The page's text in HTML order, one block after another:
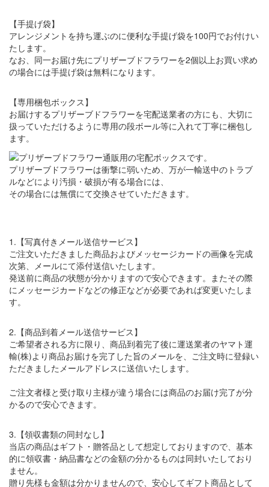
【手提げ袋】
アレンジメントを持ち運ぶのに便利な手提げ袋を100円でお付けい
たします。
なお、同一お届け先にプリザーブドフラワーを2個以上お買い求め
の場合には手提げ袋は無料になります。
【専用梱包ボックス】
お届けするプリザーブドフラワーを宅配送業者の方にも、大切に
扱っていただけるように専用の段ボール等に入れて丁寧に梱包し
ます。
プリザーブドフラワーは衝撃に弱いため、万が一輸送中のトラブ
ルなどにより汚損・破損が有る場合には、
その場合には無償にて交換させていただきます。
1.【写真付きメール送信サービス】
ご注文いただきました商品およびメッセージカードの画像を完成
次第、メールにて添付送信いたします。
発送前に商品の状態が分かりますので安心できます。またその際
にメッセージカードなどの修正などが必要であれば変更いたしま
す。
2.【商品到着メール送信サービス】
ご希望者される方に限り、商品到着完了後に運送業者のヤマト運
輸(株)より商品お届けを完了した旨のメールを、ご注文時に登録い
ただきましたメールアドレスに送信いたします。
ご注文者様と受け取り主様が違う場合には商品のお届け完了が分
かるので安心できます。
3.【領収書類の同封なし】
当店の商品はギフト・贈答品として想定しておりますので、基本
的に領収書・納品書などの金額の分かるものは同封いたしており
ません。
贈り先様も金額は分かりませんので、安心してギフト商品として